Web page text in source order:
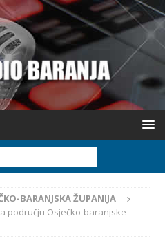
BARANJSKA ŽUPANIJA
području Osječko-baranjske